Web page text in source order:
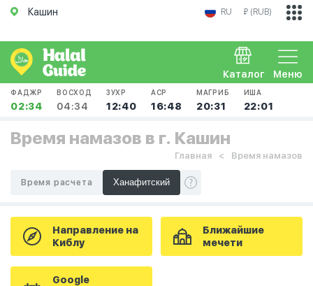
Кашин RU ₽ (RUB)
Меню
Каталог
ФАДЖР
02:34
ВОСХОД
04:34
ЗУХР
12:40
АСР
16:48
МАГРИБ
20:31
ИША
22:01
Время намазов в г. Кашин
Главная Время намазов
Время расчета
Направление на
Киблу
Ближайшие
мечети
Google